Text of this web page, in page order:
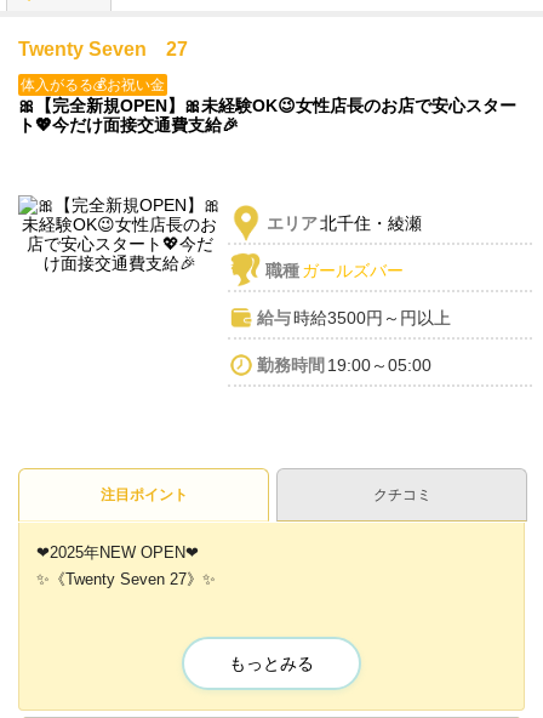
Twenty Seven 27
体入がるる💰お祝い金
🎀【完全新規OPEN】🎀未経験OK😉女性店長のお店で安心スター
ト💖今だけ面接交通費支給🎉
エリア北千住・綾瀬
職種ガールズバー
給与時給3500円～円以上
勤務時間19:00～05:00
注目ポイント クチコミ
❤2025年NEW OPEN❤
✨《Twenty Seven 27》✨
💚入店祝い金5万円🎁
もっとみる